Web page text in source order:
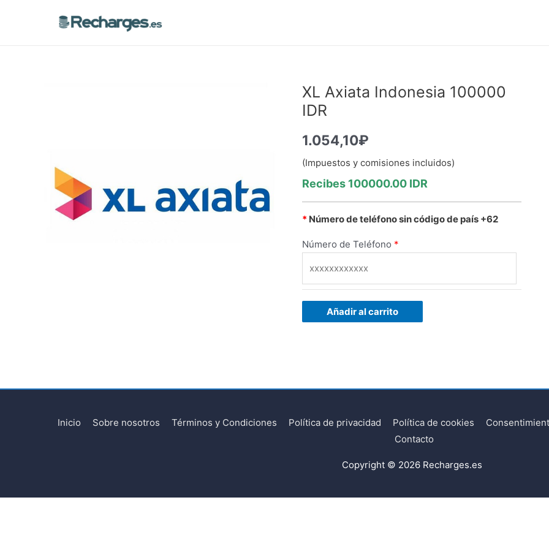
XL Axiata Indonesia 100000
IDR
1.054,10₽
(Impuestos y comisiones incluidos)
Recibes 100000.00 IDR
* Número de teléfono sin código de país +62
Número de Teléfono *
Añadir al carrito
Inicio Sobre nosotros Términos y Condiciones Política de privacidad Política de cookies
Contacto
Copyright © 2026 Recharges.es